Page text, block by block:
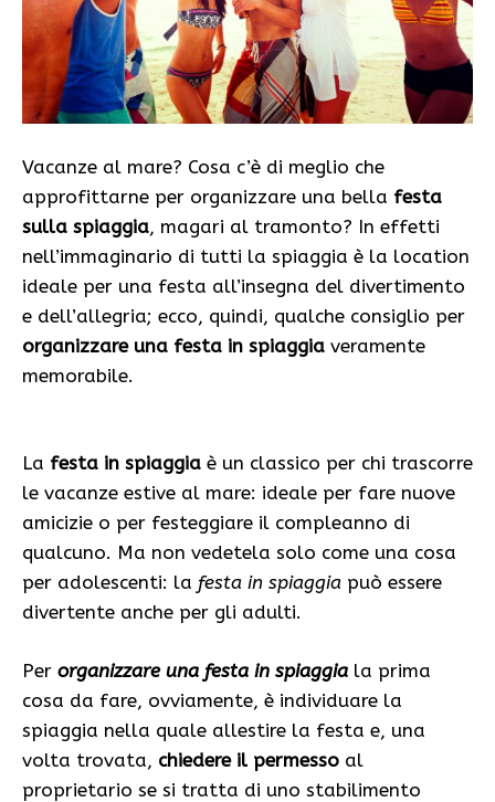
Vacanze al mare? Cosa c’è di meglio che
approfittarne per organizzare una bella festa
sulla spiaggia, magari al tramonto? In effetti
nell’immaginario di tutti la spiaggia è la location
ideale per una festa all’insegna del divertimento
e dell’allegria; ecco, quindi, qualche consiglio per
organizzare una festa in spiaggia veramente
memorabile.
La festa in spiaggia è un classico per chi trascorre
le vacanze estive al mare: ideale per fare nuove
amicizie o per festeggiare il compleanno di
qualcuno. Ma non vedetela solo come una cosa
per adolescenti: la festa in spiaggia può essere
divertente anche per gli adulti.
Per organizzare una festa in spiaggia la prima
cosa da fare, ovviamente, è individuare la
spiaggia nella quale allestire la festa e, una
volta trovata, chiedere il permesso al
proprietario se si tratta di uno stabilimento